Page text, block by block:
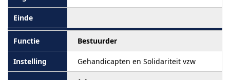
Bestuurder
Gehandicapten en Solidariteit vzw